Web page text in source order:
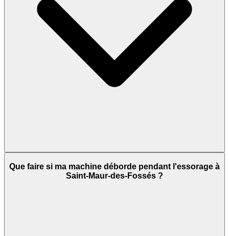
Que faire si ma machine déborde pendant l'essorage à
Saint-Maur-des-Fossés ?